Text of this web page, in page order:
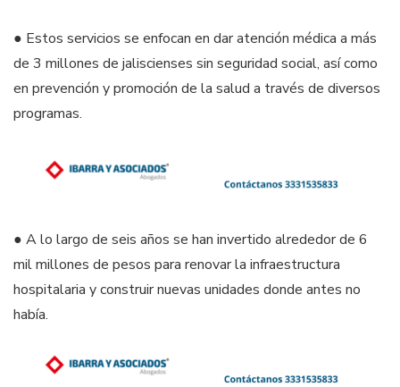
● Estos servicios se enfocan en dar atención médica a más
de 3 millones de jaliscienses sin seguridad social, así como
en prevención y promoción de la salud a través de diversos
programas.
● A lo largo de seis años se han invertido alrededor de 6
mil millones de pesos para renovar la infraestructura
hospitalaria y construir nuevas unidades donde antes no
había.